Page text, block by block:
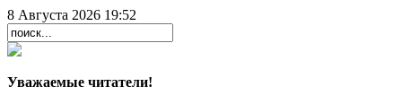
8 Августа 2026 19:52
Уважаемые читатели!